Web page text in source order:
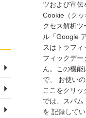
ツおよび宣伝
Cookie（ク
クセス解析
ル「Google
スはトラフィ
フィックデ
ん。この機
で、 お使い
ここをクリッ
では、スパム
を 記録して